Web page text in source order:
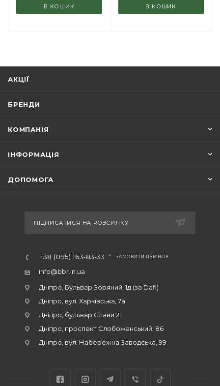
В КОШИК В КОШИК
АКЦІЇ
БРЕНДИ
КОМПАНІЯ
ІНФОРМАЦІЯ
ДОПОМОГА
ПІДПИСАТИСЯ НА РОЗСИЛКУ
+38 (095) 163-83-33 ЗАМОВИТИ ДЗВІНОК
info@bbr.in.ua
Дніпро, Бульвар Зоряний, 1д (за Dafi)
Дніпро, вул. Харківська, 7а
Дніпро, бульвар Слави 2г
Дніпро, проспект Слобожанський, 86
Дніпро, вул. Набережна Заводська, 99